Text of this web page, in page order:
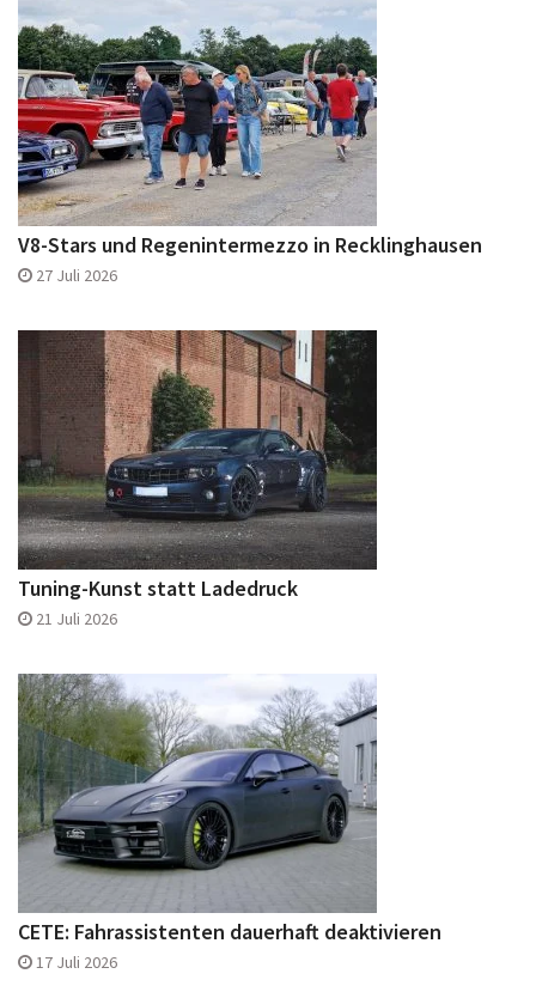
V8-Stars und Regenintermezzo in Recklinghausen
27 Juli 2026
Tuning-Kunst statt Ladedruck
21 Juli 2026
CETE: Fahrassistenten dauerhaft deaktivieren
17 Juli 2026